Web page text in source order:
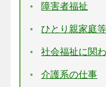
障害者福祉
ひとり親家庭
社会福祉に関
介護系の仕事